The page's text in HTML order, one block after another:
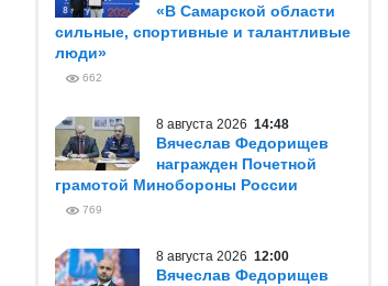
«В Самарской области
сильные, спортивные и талантливые
люди»
662
8 августа 2026 14:48
Вячеслав Федорищев
награжден Почетной
грамотой Минобороны России
769
8 августа 2026 12:00
Вячеслав Федорищев